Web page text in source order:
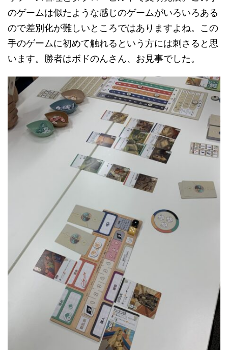
のゲームは似たような感じのゲームがいろいろある
ので差別化が難しいところではありますよね。この
手のゲームに初めて触れるという方には刺さると思
います。勝者はボドのんさん、お見事でした。